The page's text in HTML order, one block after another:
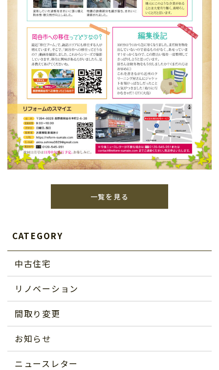
一覧を見る
CATEGORY
中古住宅
リノベーション
間取り変更
お知らせ
ニュースレター